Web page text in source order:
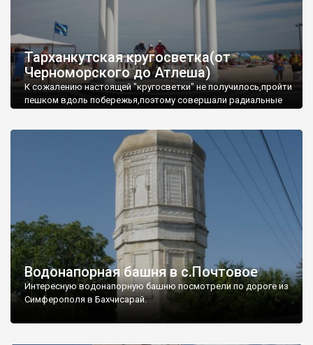
Тарханкутская кругосветка(от
Черноморского до Атлеша)
К сожалению настоящей "кругосветки" не получилось,пройти
пешком вдоль побережья,поэтому совершали радиальные
Водонапорная башня в с.Почтовое
Интересную водонапорную башню посмотрели по дороге из
Симферополя в Бахчисарай.